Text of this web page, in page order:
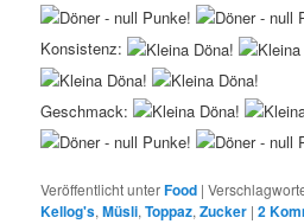
Konsistenz:
Geschmack:
Veröffentlicht unterFood |
Kellog's,Müsli,Toppaz,Zucker |2